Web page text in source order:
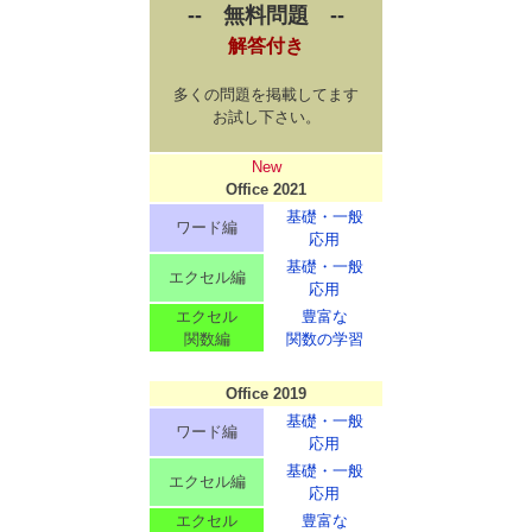
-- 無料問題 --
解答付き
多くの問題を掲載してます
お試し下さい。
New
Office 2021
ワード編
基礎・一般
応用
エクセル編
基礎・一般
応用
エクセル
関数編
豊富な
関数の学習
Office 2019
ワード編
基礎・一般
応用
エクセル編
基礎・一般
応用
エクセル
豊富な